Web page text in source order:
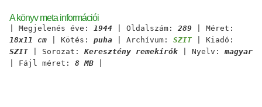
A könyv meta információi
| Megjelenés éve: 1944 | Oldalszám: 289 | Méret:
18x11 cm | Kötés: puha | Archívum: SZIT | Kiadó:
SZIT | Sorozat: Keresztény remekírók | Nyelv: magyar
| Fájl méret: 8 MB